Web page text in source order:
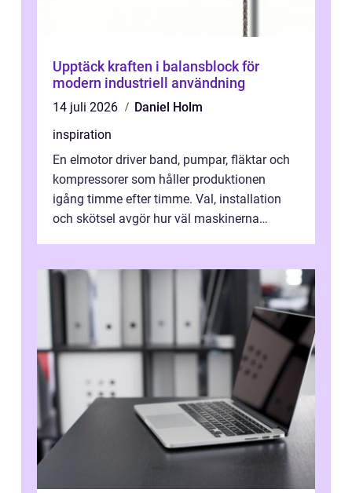
Upptäck kraften i balansblock för
modern industriell användning
14 juli 2026
Daniel Holm
inspiration
En elmotor driver band, pumpar, fläktar och
kompressorer som håller produktionen
igång timme efter timme. Val, installation
och skötsel avgör hur väl maskinerna